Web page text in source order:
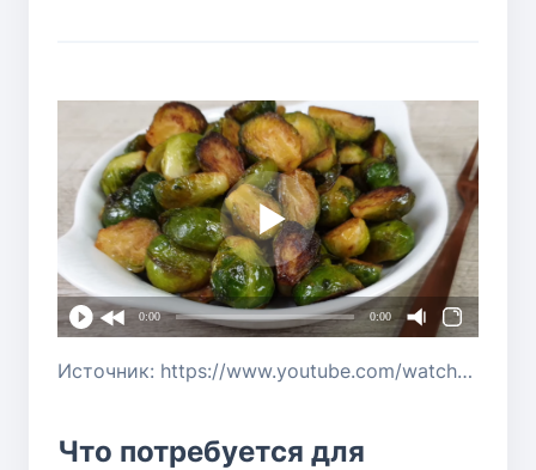
0:00 0:00
Источник: https://www.youtube.com/watch?v=8e0lvqwp-Bs
Что потребуется для